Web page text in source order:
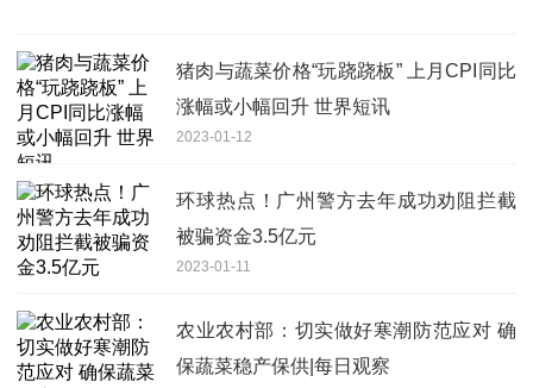
猪肉与蔬菜价格“玩跷跷板” 上月CPI同比
涨幅或小幅回升 世界短讯
2023-01-12
环球热点！广州警方去年成功劝阻拦截
被骗资金3.5亿元
2023-01-11
农业农村部：切实做好寒潮防范应对 确
保蔬菜稳产保供|每日观察